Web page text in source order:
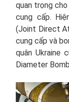
quan trọng
cung cấp.
(Joint Direct
cung cấp và
quân Ukraine
Diameter